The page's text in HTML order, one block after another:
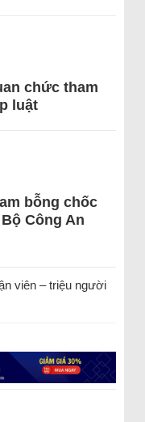
chức tham
luật
bỗng chốc
Công An
viên – triệu người